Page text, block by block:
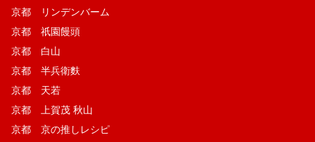
京都 リンデンバーム
京都 祇園饅頭
京都 白山
京都 半兵衛麩
京都 天若
京都 上賀茂 秋山
京都 京の推しレシピ